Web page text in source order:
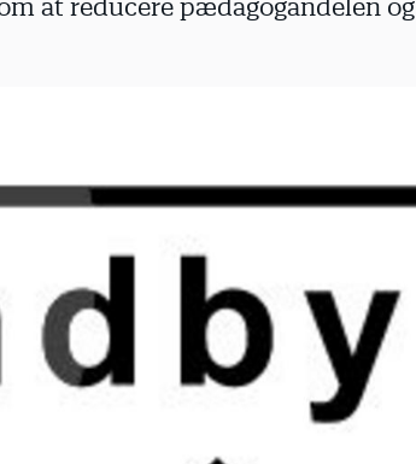
at reducere pædagogandelen og